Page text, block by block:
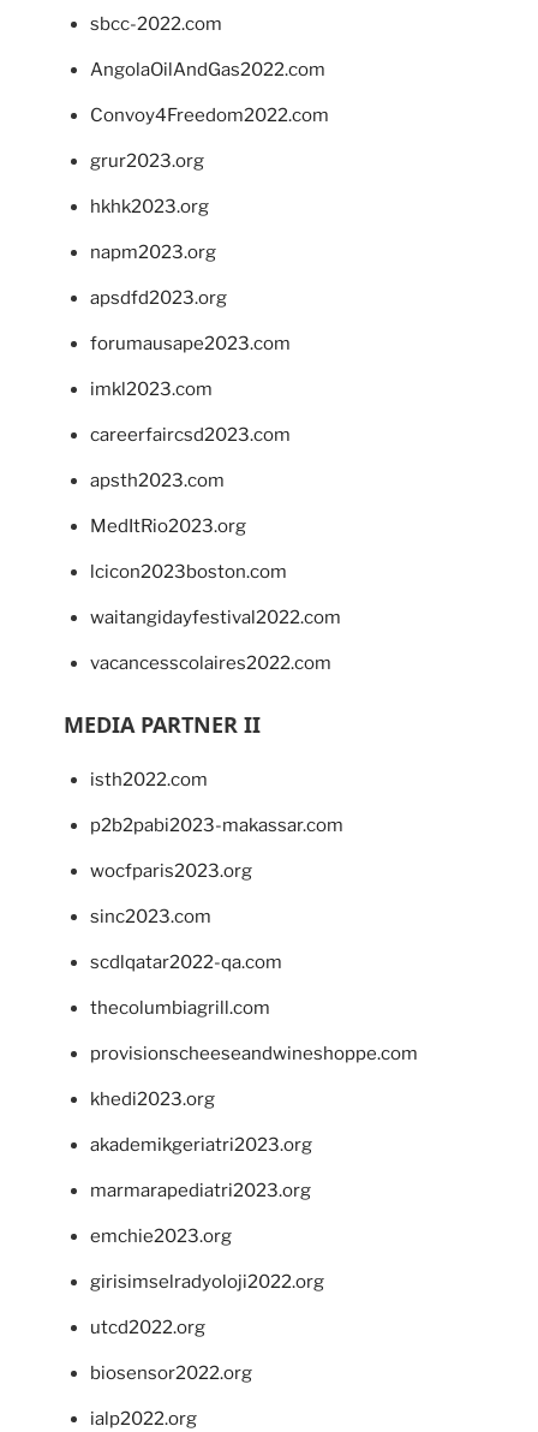
sbcc-2022.com
AngolaOilAndGas2022.com
Convoy4Freedom2022.com
grur2023.org
hkhk2023.org
napm2023.org
apsdfd2023.org
forumausape2023.com
imkl2023.com
careerfaircsd2023.com
apsth2023.com
MedItRio2023.org
lcicon2023boston.com
waitangidayfestival2022.com
vacancesscolaires2022.com
MEDIA PARTNER II
isth2022.com
p2b2pabi2023-makassar.com
wocfparis2023.org
sinc2023.com
scdlqatar2022-qa.com
thecolumbiagrill.com
provisionscheeseandwineshoppe.com
khedi2023.org
akademikgeriatri2023.org
marmarapediatri2023.org
emchie2023.org
girisimselradyoloji2022.org
utcd2022.org
biosensor2022.org
ialp2022.org